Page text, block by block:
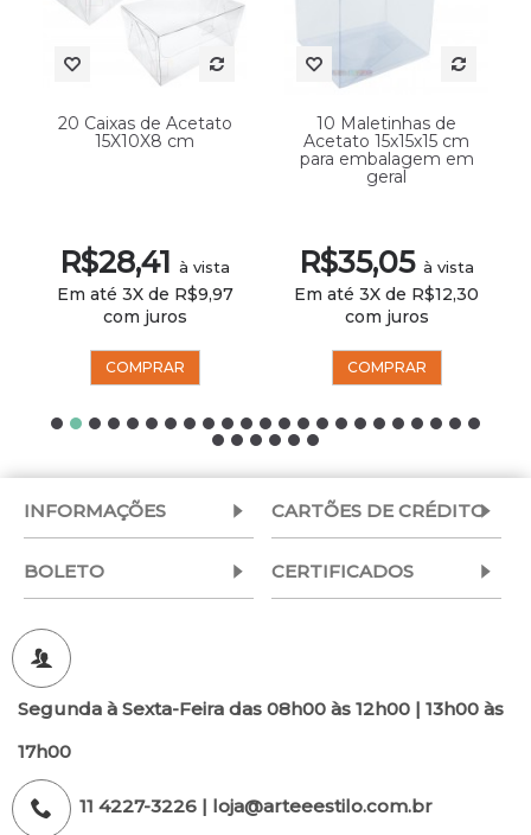
20 Caixas de Acetato
15X10X8 cm
R$28,41 à vista
Em até 3X de R$9,97
com juros
COMPRAR
10 Maletinhas de
Acetato 15x15x15 cm
para embalagem em
geral
R$35,05 à vista
Em até 3X de R$12,30
com juros
COMPRAR
INFORMAÇÕES CARTÕES DE CRÉDITO
BOLETO CERTIFICADOS
Segunda à Sexta-Feira das 08h00 às 12h00 | 13h00 às
17h00
11 4227-3226 | loja@arteeestilo.com.br